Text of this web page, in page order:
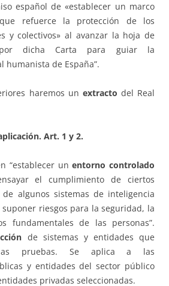
español de «establecer un marco
refuerce la protección de los
y colectivos» al avanzar la hoja de
dicha Carta para guiar la
de España”.
haremos un extracto del Real
Art. 1 y 2.
“establecer unentorno controlado
el cumplimiento de ciertos
algunos sistemas de inteligencia
riesgos para la seguridad, la
fundamentales de las personas”.
de sistemas y entidades que
pruebas. Se aplica a las
y entidades del sector público
privadas seleccionadas.